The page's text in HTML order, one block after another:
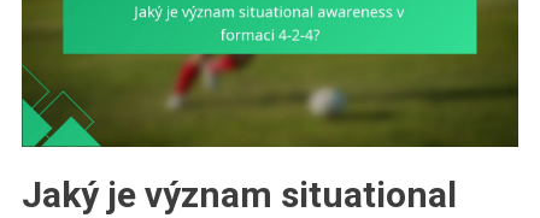
Jaký je význam situational